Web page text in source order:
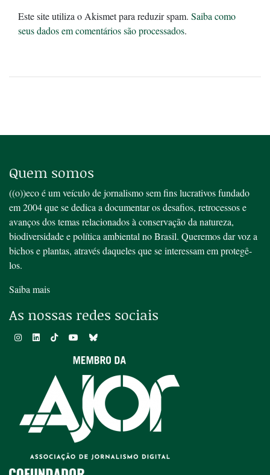
Este site utiliza o Akismet para reduzir spam. Saiba como
seus dados em comentários são processados.
Quem somos
((o))eco é um veículo de jornalismo sem fins lucrativos fundado
em 2004 que se dedica a documentar os desafios, retrocessos e
avanços dos temas relacionados à conservação da natureza,
biodiversidade e política ambiental no Brasil. Queremos dar voz a
bichos e plantas, através daqueles que se interessam em protegê-
los.
Saiba mais
As nossas redes sociais